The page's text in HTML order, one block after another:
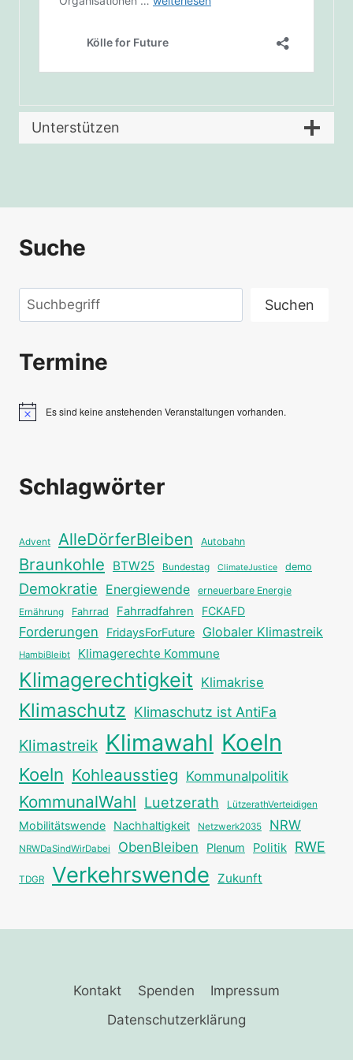
Unterstützen
Suche
Suchen Suchen
Termine
HinweisEs sind keine anstehenden Veranstaltungen vorhanden.
Schlagwörter
Advent AlleDörferBleiben Autobahn
Braunkohle BTW25 Bundestag ClimateJustice demo
Demokratie Energiewende erneuerbare Energie
Ernährung Fahrrad Fahrradfahren FCKAFD
Forderungen FridaysForFuture Globaler Klimastreik
HambiBleibt Klimagerechte Kommune
Klimagerechtigkeit Klimakrise
Klimaschutz Klimaschutz ist AntiFa
Klimastreik Klimawahl Koeln
Koeln Kohleausstieg Kommunalpolitik
KommunalWahl Luetzerath LützerathVerteidigen
Mobilitätswende Nachhaltigkeit Netzwerk2035 NRW
NRWDaSindWirDabei ObenBleiben Plenum Politik RWE
TDGR Verkehrswende Zukunft
Kontakt Spenden
Impressum
Datenschutzerklärung